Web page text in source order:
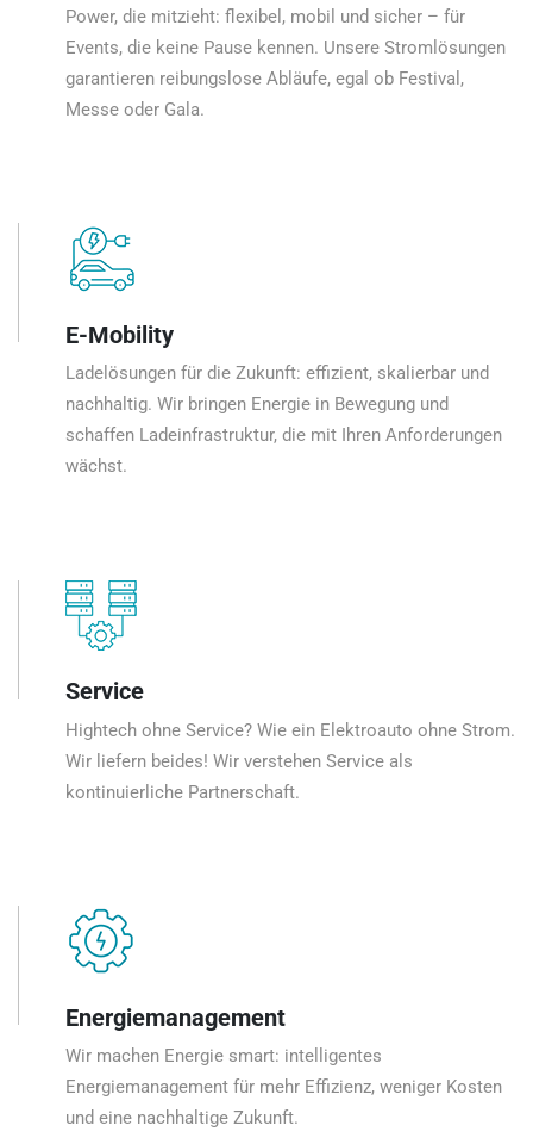
Power, die mitzieht: flexibel, mobil und sicher – für
Events, die keine Pause kennen. Unsere Stromlösungen
garantieren reibungslose Abläufe, egal ob Festival,
Messe oder Gala.
E-Mobility
Ladelösungen für die Zukunft: effizient, skalierbar und
nachhaltig. Wir bringen Energie in Bewegung und
schaffen Ladeinfrastruktur, die mit Ihren Anforderungen
wächst.
Service
Hightech ohne Service? Wie ein Elektroauto ohne Strom.
Wir liefern beides! Wir verstehen Service als
kontinuierliche Partnerschaft.
Energiemanagement
Wir machen Energie smart: intelligentes
Energiemanagement für mehr Effizienz, weniger Kosten
und eine nachhaltige Zukunft.